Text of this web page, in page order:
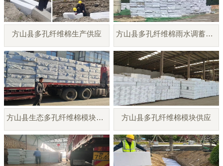
方山县多孔纤维棉生产供应 方山县多孔纤维棉雨水调蓄模块
方山县生态多孔纤维棉模块厂家 方山县多孔纤维棉模块供应